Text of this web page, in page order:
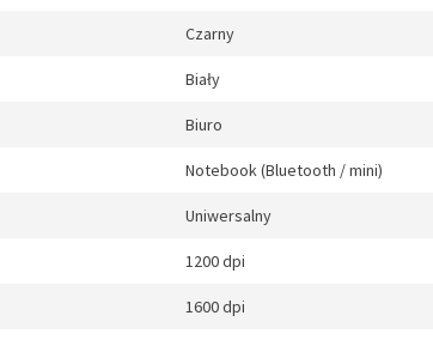
Czarny
Biały
Biuro
Notebook (Bluetooth / mini)
Uniwersalny
1200 dpi
1600 dpi